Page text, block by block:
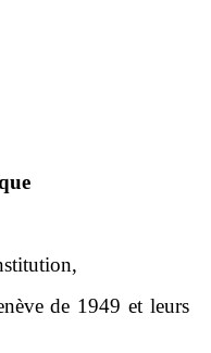
de 1949 et leurs